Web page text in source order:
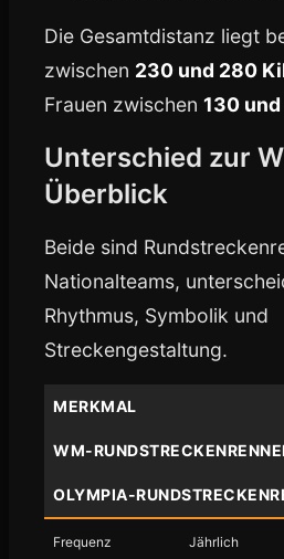
Die Gesamtdistanz liegt
zwischen 230 und 280
Frauen zwischen 130
Unterschied zur
Überblick
Beide sind
Nationalteams,
Rhythmus, Symbolik und
Streckengestaltung.
MERKMAL
WM-
OLYMPIA-
Frequenz Jährlich